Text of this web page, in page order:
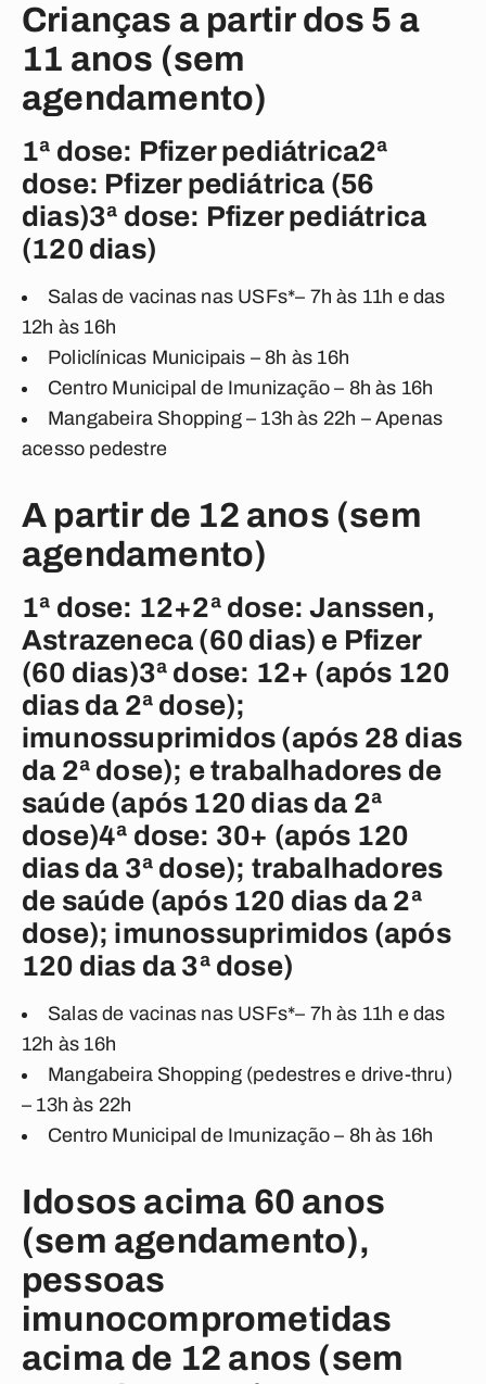
Crianças a partir dos 5 a
11 anos (sem
agendamento)
1ª dose: Pfizer pediátrica2ª
dose: Pfizer pediátrica (56
dias)3ª dose: Pfizer pediátrica
(120 dias)
Salas de vacinas nas USFs*– 7h às 11h e das
12h às 16h
Policlínicas Municipais – 8h às 16h
Centro Municipal de Imunização – 8h às 16h
Mangabeira Shopping – 13h às 22h – Apenas
acesso pedestre
A partir de 12 anos (sem
agendamento)
1ª dose: 12+2ª dose: Janssen,
Astrazeneca (60 dias) e Pfizer
(60 dias)3ª dose: 12+ (após 120
dias da 2ª dose);
imunossuprimidos (após 28 dias
da 2ª dose); e trabalhadores de
saúde (após 120 dias da 2ª
dose)4ª dose: 30+ (após 120
dias da 3ª dose); trabalhadores
de saúde (após 120 dias da 2ª
dose); imunossuprimidos (após
120 dias da 3ª dose)
Salas de vacinas nas USFs*– 7h às 11h e das
12h às 16h
Mangabeira Shopping (pedestres e drive-thru)
– 13h às 22h
Centro Municipal de Imunização – 8h às 16h
Idosos acima 60 anos
(sem agendamento),
pessoas
imunocomprometidas
acima de 12 anos (sem